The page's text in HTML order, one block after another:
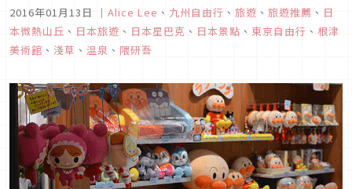
竹子、石板等天然建材，結合光線、風的流向與水，創造出傳統
與現代兼具的建築特色。而日本有許多的旅遊景點都看的到隈研
吾的建築作品，讓我們...
2016年01月13日 ｜ Alice Lee 、 九州自由行 、 旅遊 、 旅遊推薦 、 日
本微熱山丘 、 日本旅遊 、 日本星巴克 、 日本景點 、 東京自由行 、 根津
美術館 、 淺草 、 温泉 、 隈研吾